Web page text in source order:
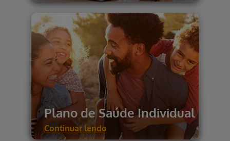
Plano de Saúde Individual
Continuar lendo